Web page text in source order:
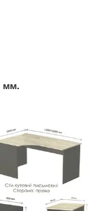
мм.